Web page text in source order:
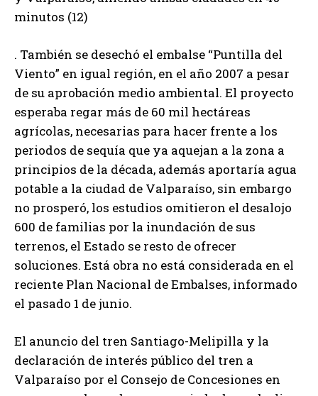
minutos (12)
. También se desechó el embalse “Puntilla del
Viento” en igual región, en el año 2007 a pesar
de su aprobación medio ambiental. El proyecto
esperaba regar más de 60 mil hectáreas
agrícolas, necesarias para hacer frente a los
periodos de sequía que ya aquejan a la zona a
principios de la década, además aportaría agua
potable a la ciudad de Valparaíso, sin embargo
no prosperó, los estudios omitieron el desalojo
600 de familias por la inundación de sus
terrenos, el Estado se resto de ofrecer
soluciones. Está obra no está considerada en el
reciente Plan Nacional de Embalses, informado
el pasado 1 de junio.
El anuncio del tren Santiago-Melipilla y la
declaración de interés público del tren a
Valparaíso por el Consejo de Concesiones en